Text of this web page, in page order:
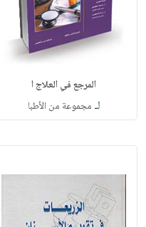
المرجع في العلاج ا
لـ مجموعة من الأطبا